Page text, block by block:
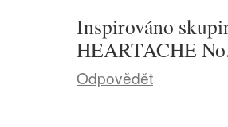
Inspirováno
HEARTACHE
Odpovědět